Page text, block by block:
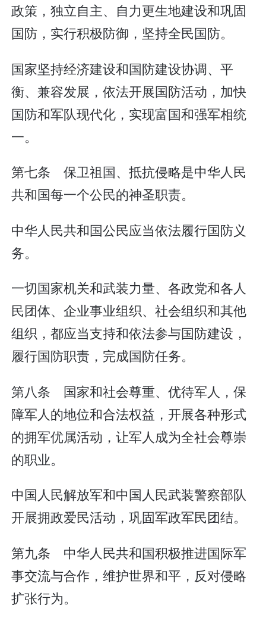
政策，独立自主、自力更生地建设和巩固
国防，实行积极防御，坚持全民国防。
国家坚持经济建设和国防建设协调、平
衡、兼容发展，依法开展国防活动，加快
国防和军队现代化，实现富国和强军相统
一。
第七条 保卫祖国、抵抗侵略是中华人民
共和国每一个公民的神圣职责。
中华人民共和国公民应当依法履行国防义
务。
一切国家机关和武装力量、各政党和各人
民团体、企业事业组织、社会组织和其他
组织，都应当支持和依法参与国防建设，
履行国防职责，完成国防任务。
第八条 国家和社会尊重、优待军人，保
障军人的地位和合法权益，开展各种形式
的拥军优属活动，让军人成为全社会尊崇
的职业。
中国人民解放军和中国人民武装警察部队
开展拥政爱民活动，巩固军政军民团结。
第九条 中华人民共和国积极推进国际军
事交流与合作，维护世界和平，反对侵略
扩张行为。